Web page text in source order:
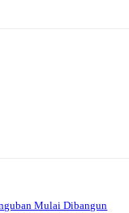
Mulai Dibangun